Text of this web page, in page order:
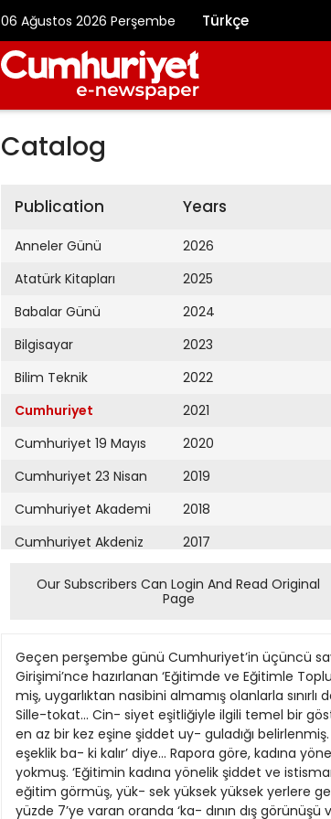
06 Ağustos 2026 Perşembe Türkçe
Catalog
Publication
Anneler Günü
Atatürk Kitapları
Babalar Günü
Bilgisayar
Bilim Teknik
Cumhuriyet
Cumhuriyet 19 Mayıs
Cumhuriyet 23 Nisan
Cumhuriyet Akademi
Cumhuriyet Akdeniz
Cumhuriyet Alışveriş
Cumhuriyet Ankara
Cumhuriyet Büyük
Taaruz
Cumhuriyet
Cumartesi
Cumhuriyet Çevre
Years
2026
2025
2024
2023
2022
2021
2020
2019
2018
2017
2016
2015
2013
2012
2011
2010
2009
Our Subscribers Can Login And Read Original
Page
Geçen perşembe günü Cumhuriyet’in üçüncü
Girişimi’nce hazırlanan ‘Eğitimde ve Eğitimle
miş, uygarlıktan nasibini almamış olanlarla
Sille-tokat... Cin- siyet eşitliğiyle ilgili temel bir
en az bir kez eşine şiddet uy- guladığı
eşeklik ba- ki kalır’ diye… Rapora göre, kadına
yokmuş. ‘Eğitimin kadına yönelik şiddet ve
eğitim görmüş, yük- sek yüksek yüksek yerlere
yüzde 7’ye varan oranda ‘ka- dının dış